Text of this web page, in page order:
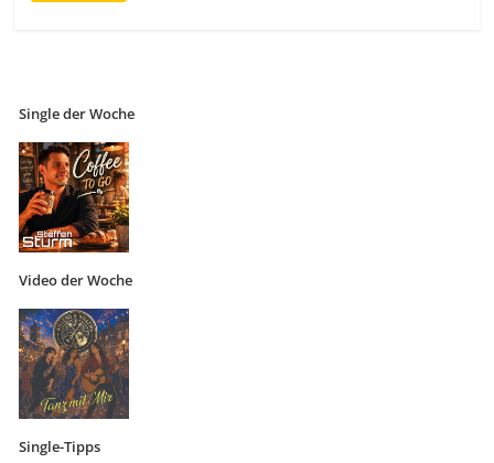
Single der Woche
Video der Woche
Single-Tipps